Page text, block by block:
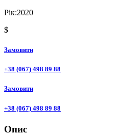
Рік:2020
$
Замовити
+38 (067) 498 89 88
Замовити
+38 (067) 498 89 88
Опис